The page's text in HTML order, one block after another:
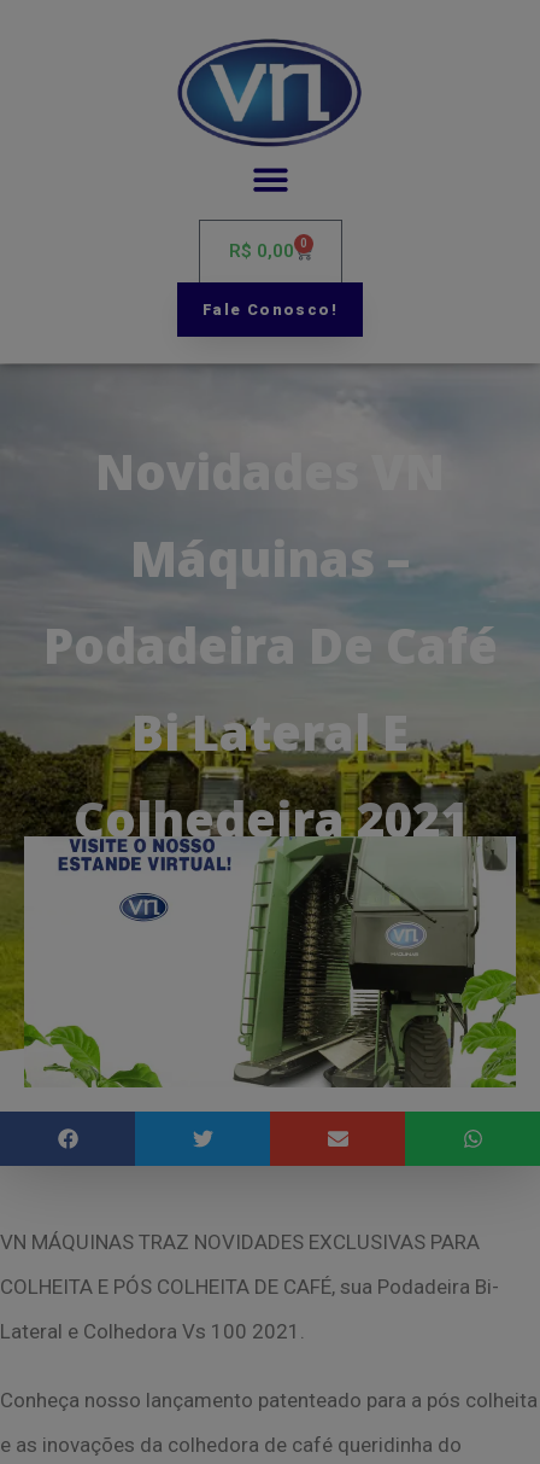
R$ 0,00 0
Fale Conosco!
Novidades VN
Máquinas –
Podadeira De Café
Bi Lateral E
Colhedeira 2021
17, maio
VN MÁQUINAS TRAZ NOVIDADES EXCLUSIVAS PARA
COLHEITA E PÓS COLHEITA DE CAFÉ, sua Podadeira Bi-
Lateral e Colhedora Vs 100 2021.
Conheça nosso lançamento patenteado para a pós colheita
e as inovações da colhedora de café queridinha do